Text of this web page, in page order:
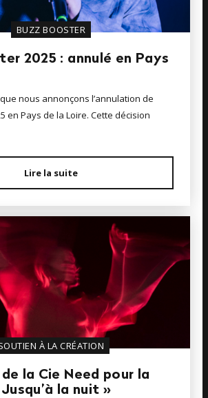
BUZZ BOOSTER
2025 : annulé en Pays
nous annonçons l’annulation de
en Pays de la Loire. Cette décision
Lire la suite
À LA CRÉATION
la Cie Need pour la
la nuit »